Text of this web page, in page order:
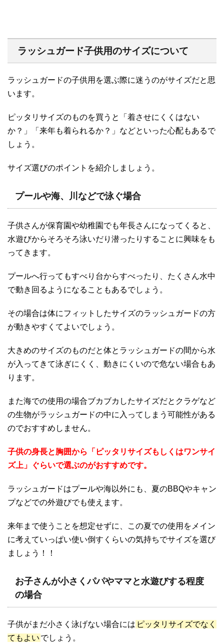
ラッシュガード子供用のサイズについて
ラッシュガードの子供用を選ぶ際に迷うのがサイズだと思
います。
ピッタリサイズのものを買うと「着させにくくはない
か？」「来年も着られるか？」などといった心配もあるで
しょう。
サイズ選びのポイントを紹介しましょう。
プールや海、川などで泳ぐ場合
子供さんが保育園や幼稚園でも年長さんになってくると、
水遊びからそろそろ泳いだり潜ったりすることに興味をも
ってきます。
プールへ行ってもすべり台からすべったり、たくさん水中
で動き回るようになることもあるでしょう。
その場合は体にフィットしたサイズのラッシュガードの方
が動きやすくてよいでしょう。
大きめのサイズのものだと体とラッシュガードの間から水
が入ってきて泳ぎにくく、動きにくいので危ない場合もあ
ります。
また海での使用の場合ブカブカしたサイズだとクラゲなど
の生物がラッシュガードの中に入ってしまう可能性がある
のでおすすめしません。
子供の身長と胸囲から「ピッタリサイズもしくはワンサイ
ズ上」ぐらいで選ぶのがおすすめです。
ラッシュガードはプールや海以外にも、夏のBBQやキャン
プなどでの外遊びでも使えます。
来年まで使うことを想定せずに、この夏での使用をメイン
に考えていっぱい使い倒すくらいの気持ちでサイズを選び
ましょう！！
お子さんが小さくパパやママと水遊びする程度
の場合
子供がまだ小さく泳げない場合には ピッタリサイズでなく
てもよい でしょう。